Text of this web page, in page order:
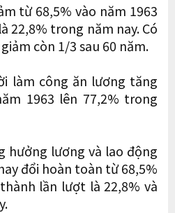
từ 68,5% vào năm 1963
22,8% trong năm nay. Có
còn 1/3 sau 60 năm.
làm công ăn lương tăng
1963 lên 77,2% trong
hưởng lương và lao động
đổi hoàn toàn từ 68,5%
lần lượt là 22,8% và